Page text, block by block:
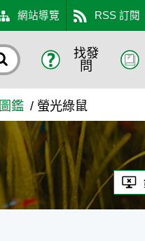
網站導覽 RSS 訂閱
找發
問
圖鑑 螢光綠鼠